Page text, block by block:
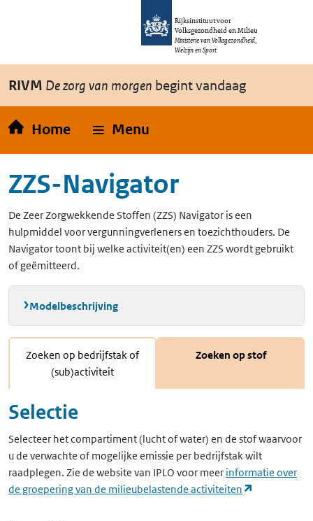
Overslaan en naar de inhoud gaan
Rijksinstituut voor
Volksgezondheid en Milieu
Ministerie van Volksgezondheid,
Welzijn en Sport
RIVM De zorg van morgen begint vandaag
Home Menu
ZZS-Navigator
De Zeer Zorgwekkende Stoffen (ZZS) Navigator is een
hulpmiddel voor vergunningverleners en toezichthouders. De
Navigator toont bij welke activiteit(en) een ZZS wordt gebruikt
of geëmitteerd.
Modelbeschrijving
Zoeken op bedrijfstak of
(sub)activiteit
Zoeken op stof
Selectie
Selecteer het compartiment (lucht of water) en de stof waarvoor
u de verwachte of mogelijke emissie per bedrijfstak wilt
raadplegen. Zie de website van IPLO voor meer informatie over
de groepering van de milieubelastende activiteiten